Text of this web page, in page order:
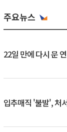
주요뉴스
22일 만에 다시 문
입추매직 '불발', 처